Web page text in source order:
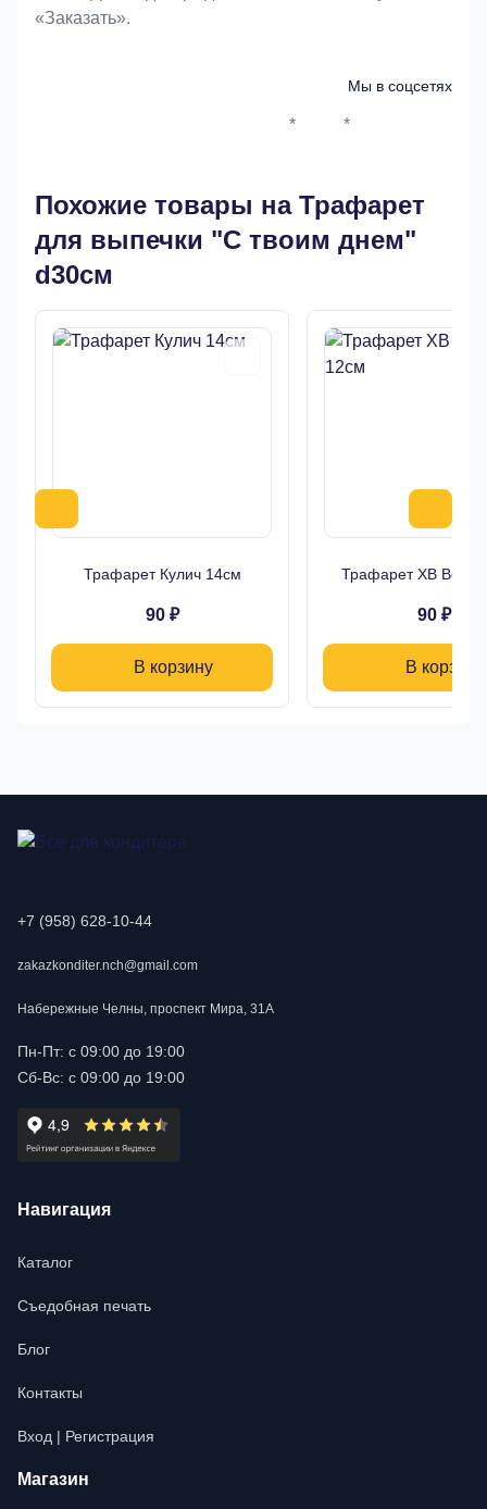
«Заказать».
Мы в соцсетях
* *
Похожие товары на Трафарет
для выпечки "С твоим днем"
d30см
Трафарет Кулич 14см
90 ₽
В корзину
Трафарет ХВ
90 ₽
В корзину
+7 (958) 628-10-44
zakazkonditer.nch@gmail.com
Набережные Челны, проспект Мира, 31А
Пн-Пт: с 09:00 до 19:00
Сб-Вс: с 09:00 до 19:00
Навигация
Каталог
Съедобная печать
Блог
Контакты
Вход | Регистрация
Магазин